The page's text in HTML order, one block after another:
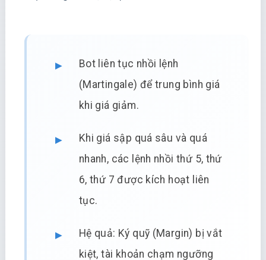
Bot liên tục nhồi lệnh
(Martingale) để trung bình giá
khi giá giảm.
Khi giá sập quá sâu và quá
nhanh, các lệnh nhồi thứ 5, thứ
6, thứ 7 được kích hoạt liên
tục.
Hệ quả: Ký quỹ (Margin) bị vắt
kiệt, tài khoản chạm ngưỡng